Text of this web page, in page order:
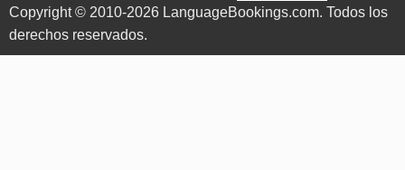
Copyright © 2010-2026 LanguageBookings.com. Todos los
derechos reservados.